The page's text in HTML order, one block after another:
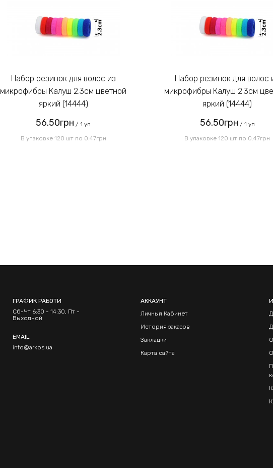
Набор резинок для волос из
микрофибры Калуш 2.3см цветной
яркий (14444)
56.50грн / 1 уп
В упаковке 120 шт по 0.47грн
Набор резинок для волос из
микрофибры Калуш 2.3см
яркий (14444)
56.50грн / 1 уп
В упаковке 120 шт по 0.47грн
ГРАФИК РАБОТИ
Сб-Чт 6:30 - 14:30, Пт -
Выходной
EMAIL
info@arkos.ua
АККАУНТ
Личный Кабинет
История заказов
Закладки
Карта сайта